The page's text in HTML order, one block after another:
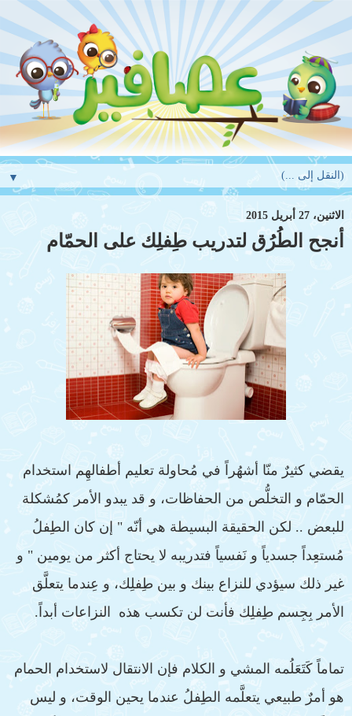
▼
الاثنين، 27 أبريل 2015
أنجح الطُرُق لتدريب طِفلِك على الحمّام
يقضي كثيرٌ منّا أشهُراً في مُحاولة تعليم أطفالهِم استخدام
الحمّام و التخلُّص من الحفاظات، و قد يبدو الأمر كمُشكلة
للبعض .. لكن الحقيقة البسيطة هي أنّه " إن كان الطِفلُ
مُستعِداً جسدياً و نَفسياً فتدريبه لا يحتاج أكثر من يومين " و
غير ذلك سيؤدي للنزاع بينك و بين طِفلِك، و عِندما يتعلَّق
الأمر بِجِسم طِفلِك فأنت لن تكسب هذه النزاعات أبداً.
تماماً كَتَعَلُمه المشي و الكلام فإن الانتقال لاستخدام الحمام
هو أمرٌ طبيعي يتعلَّمه الطِفلُ عندما يحين الوقت، و ليس